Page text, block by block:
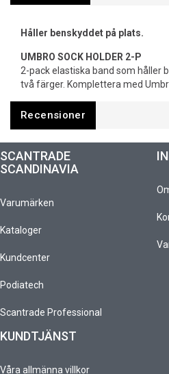
Håller benskyddet på plats.
UMBRO SOCK HOLDER 2-P
2-pack elastiska band som håller
två färger. Komplettera med
Recensioner
SCANTRADE
SCANDINAVIA
Varumärken
Kataloger
Kundcenter
Podiatech
Scantrade Professional
KUNDTJÄNST
Våra allmänna villkor